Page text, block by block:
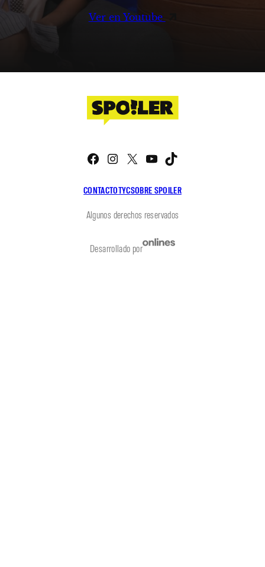
Ver en Youtube
CONTACTOTYCSOBRE SPOILER
Facebook
Instagram
X YouTube
Algunos derechos reservados
Desarrollado por